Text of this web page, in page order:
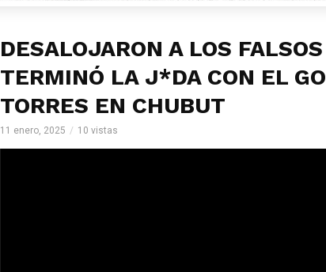
DESALOJARON A LOS
TERMINÓ LA J*DA CON EL
TORRES EN CHUBUT
11 enero, 2025 10 vistas